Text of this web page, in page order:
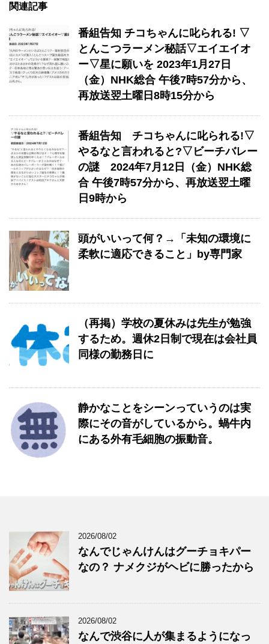
関連記事
番組告知 チコちゃんに叱られる! ▽
とんこつラーメン秘話▽エイエイオ
ー▽星に願いを 2023年1月27日
（金）NHK総合 午後7時57分から、
再放送翌土曜日8時15分から
番組告知 チコちゃんに叱られる!▽
やるなと言われると?▽ビーチバレー
の謎 2024年7月12日（金）NHK総
合 午後7時57分から、再放送翌土曜
日9時から
頭がいいって何？→「未知の環境に
柔軟に適応できること」by専門家
（再掲）学校の夏休みは先生が勉強
するため。週休2日制で現在は会社員
同様の勤務日に
静かなことをシーンっていうのは実
際にその音がしているから。蝸牛内
にある外有毛細胞の振動音。
2026/08/02
なんでじゃんけんはグーチョキパー
なの？ ナメクジがヘビに勝ったから
2026/08/02
なんで渋谷に人が集まるようになっ